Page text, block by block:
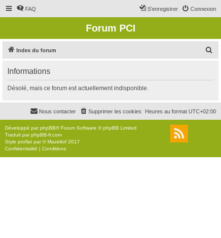
FAQ Connexion
S’enregistrer
Forum PCI
Index du forum
r
c
r
Informations
Désolé, mais ce forum est actuellement indisponible.
Heures au format UTC+02:00
Supprimer les cookies
Nous contacter
Développé parphpBB® Forum Software © phpBB Limited
Traduit parphpBB-fr.com
Style proflat par ©Mazeltof 2017
Confidentialité | Conditions